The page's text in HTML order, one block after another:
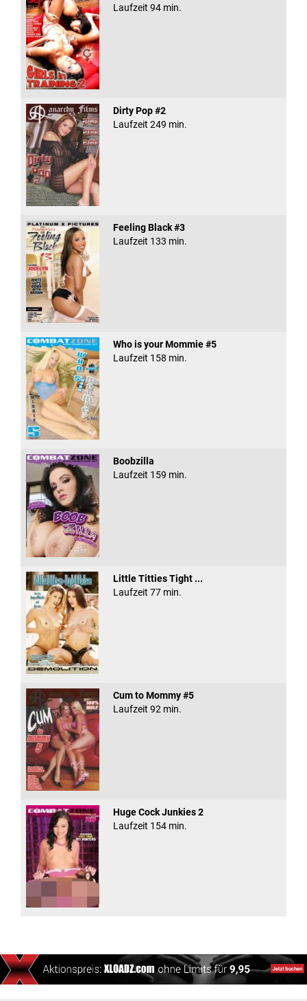
Laufzeit 94 min.
Dirty Pop #2
Laufzeit 249 min.
Feeling Black #3
Laufzeit 133 min.
Who is your Mommie #5
Laufzeit 158 min.
Boobzilla
Laufzeit 159 min.
Little Titties Tight ...
Laufzeit 77 min.
Cum to Mommy #5
Laufzeit 92 min.
Huge Cock Junkies 2
Laufzeit 154 min.